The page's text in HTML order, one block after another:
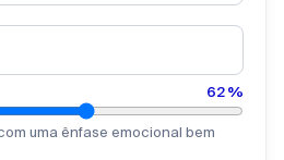
62 %
uma ênfase emocional bem